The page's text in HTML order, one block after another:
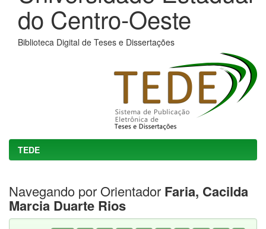
do Centro-Oeste
Biblioteca Digital de Teses e Dissertações
TEDE
Navegando por Orientador Faria, Cacilda
Marcia Duarte Rios